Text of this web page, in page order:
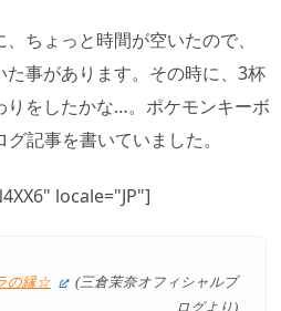
ちょっと時間が空いたので、
た事があります。その時に、3杯
りをしたかな…。ポケモンキーボ
記事を書いていました。
locale="JP"]
の縁☆
(三倉茉奈オフィシャルブ
ログより)